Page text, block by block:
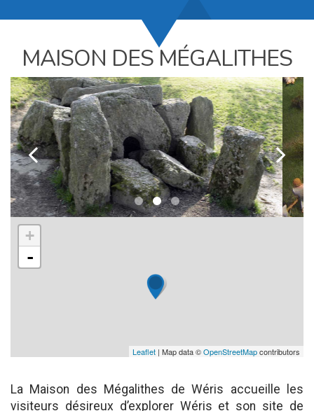
MAISON DES MÉGALITHES
k l
+
-
Leaflet | Map data ©OpenStreetMapcontributors
La Maison des Mégalithes de Wéris accueille les
visiteurs désireux d’explorer Wéris et son site de